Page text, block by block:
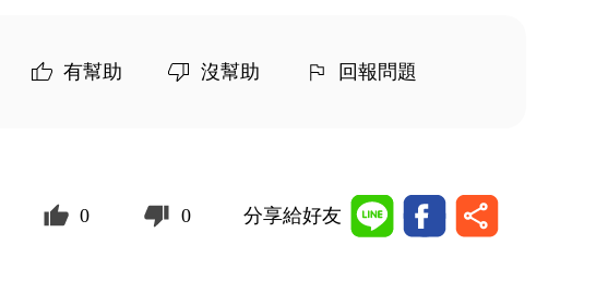
有幫助 沒幫助 回報問題
0 0 分享給好友